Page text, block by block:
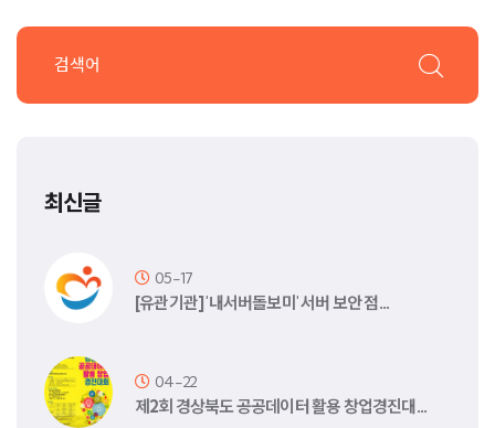
최신글
05-17
[유관기관] '내서버돌보미' 서버 보안 점…
04-22
제2회 경상북도 공공데이터 활용 창업경진대…